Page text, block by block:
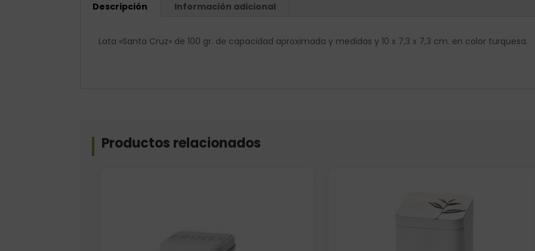
Descripción Información adicional
Lata «Santa Cruz» de 100 gr. de capacidad aproximada y medidas y 10 x 7,3 x 7,3 cm. en color turquesa.
Productos relacionados